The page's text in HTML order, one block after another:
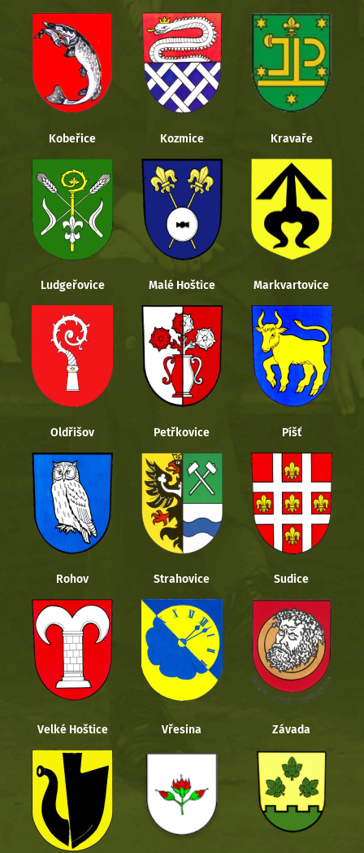
Kobeřice Kozmice Kravaře
Ludgeřovice Malé Hoštice Markvartovice
Oldřišov Petřkovice Píšť
Rohov Strahovice Sudice
Velké Hoštice Vřesina Závada